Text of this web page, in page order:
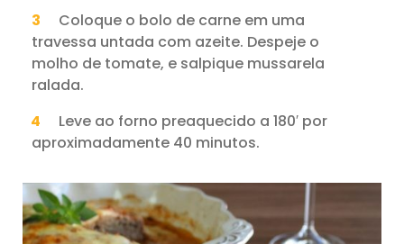
Coloque o bolo de carne em uma
travessa untada com azeite. Despeje o
molho de tomate, e salpique mussarela
ralada.
Leve ao forno preaquecido a 180′ por
aproximadamente 40 minutos.